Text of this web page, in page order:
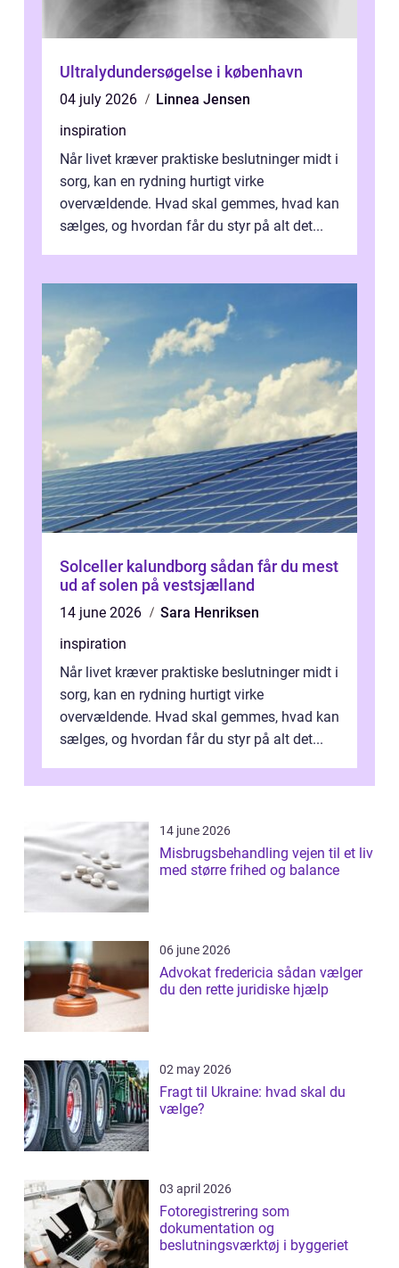
Ultralydundersøgelse i københavn
04 july 2026
Linnea Jensen
inspiration
Når livet kræver praktiske beslutninger midt i
sorg, kan en rydning hurtigt virke
overvældende. Hvad skal gemmes, hvad kan
sælges, og hvordan får du styr på alt det...
Solceller kalundborg sådan får du mest
ud af solen på vestsjælland
14 june 2026
Sara Henriksen
inspiration
Når livet kræver praktiske beslutninger midt i
sorg, kan en rydning hurtigt virke
overvældende. Hvad skal gemmes, hvad kan
sælges, og hvordan får du styr på alt det...
14 june 2026
Misbrugsbehandling vejen til et liv
med større frihed og balance
06 june 2026
Advokat fredericia sådan vælger
du den rette juridiske hjælp
02 may 2026
Fragt til Ukraine: hvad skal du
vælge?
03 april 2026
Fotoregistrering som
dokumentation og
beslutningsværktøj i byggeriet